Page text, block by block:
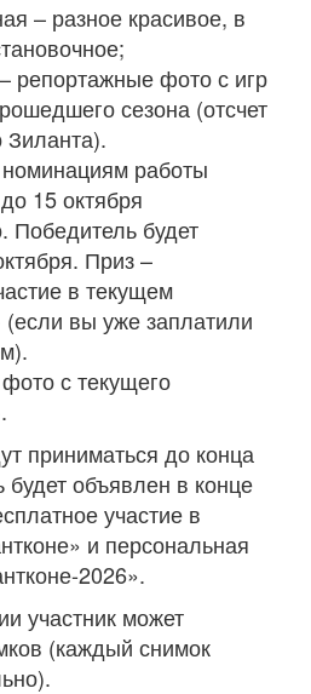
– разное красивое, в
репортажные фото с игр
сезона (отсчет
Зиланта).
работы
15 октября
Победитель будет
Приз –
в текущем
(если вы уже заплатили
с текущего
приниматься до конца
будет объявлен в конце
участие в
и персональная
2026».
участник может
(каждый снимок